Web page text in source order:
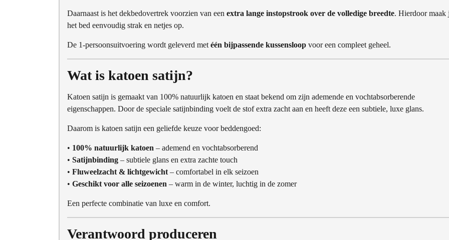
Daarnaast is het dekbedovertrek voorzien van een extra lange instopstrook over de volledige breedte. Hierdoor maak
het bed eenvoudig strak en netjes op.
De 1-persoonsuitvoering wordt geleverd met één bijpassende kussensloop voor een compleet geheel.
Wat is katoen satijn?
Katoen satijn is gemaakt van 100% natuurlijk katoen en staat bekend om zijn ademende en vochtabsorberende
eigenschappen. Door de speciale satijnbinding voelt de stof extra zacht aan en heeft deze een subtiele, luxe glans.
Daarom is katoen satijn een geliefde keuze voor beddengoed:
• 100% natuurlijk katoen – ademend en vochtabsorberend
• Satijnbinding – subtiele glans en extra zachte touch
• Fluweelzacht & lichtgewicht – comfortabel in elk seizoen
• Geschikt voor alle seizoenen – warm in de winter, luchtig in de zomer
Een perfecte combinatie van luxe en comfort.
Verantwoord produceren